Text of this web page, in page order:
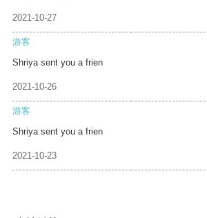
2021-10-27
游客
Shriya sent you a frien
2021-10-26
游客
Shriya sent you a frien
2021-10-23